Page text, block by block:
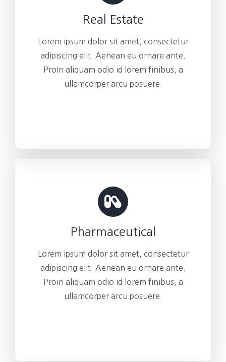
Real Estate
Lorem ipsum dolor sit amet, consectetur
adipiscing elit. Aenean eu ornare ante.
Proin aliquam odio id lorem finibus, a
ullamcorper arcu posuere.
Pharmaceutical
Lorem ipsum dolor sit amet, consectetur
adipiscing elit. Aenean eu ornare ante.
Proin aliquam odio id lorem finibus, a
ullamcorper arcu posuere.